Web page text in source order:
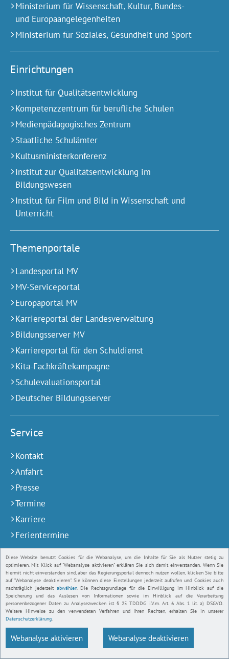
Diese Website benutzt Cookies für die Webanalyse, um die Inhalte für Sie als Nutzer stetig zu
optimieren. Mit Klick auf "Webanalyse aktivieren" erklären Sie sich damit einverstanden. Wenn Sie
hiermit nicht einverstanden sind, aber das Regierungsportal dennoch nutzen wollen, klicken Sie bitte
auf "Webanalyse deaktivieren". Sie können diese Einstellungen jederzeit aufrufen und Cookies auch
nachträglich jederzeit abwählen. Die Rechtsgrundlage für die Einwilligung im Hinblick auf die
Speicherung und das Auslesen von Informationen sowie im Hinblick auf die Verarbeitung
personenbezogener Daten zu Analysezwecken ist § 25 TDDDG i.V.m. Art. 6 Abs. 1 lit. a) DSGVO.
Weitere Hinweise zu den verwendeten Verfahren und Ihren Rechten, erhalten Sie in unserer
Datenschutzerklärung.
Webanalyse aktivieren Webanalyse deaktivieren
Ministerium für Wissenschaft, Kultur, Bundes-
und Europa­angelegen­heiten
Ministerium für Soziales, Gesundheit und Sport
Einrichtungen
Institut für Qualitätsentwicklung
Kompetenzzentrum für berufliche Schulen
Medienpädagogisches Zentrum
Staatliche Schulämter
Kultusministerkonferenz
Institut zur Qualitätsentwicklung im
Bildungswesen
Institut für Film und Bild in Wissenschaft und
Unterricht
Themenportale
Landesportal MV
MV-Serviceportal
Europaportal MV
Karriereportal der Landesverwaltung
Bildungsserver MV
Karriereportal für den Schuldienst
Kita-Fachkräftekampagne
Schulevaluationsportal
Deutscher Bildungsserver
Service
Kontakt
Anfahrt
Presse
Termine
Karriere
Ferientermine
Publikationen
Impressum
Barrierefreiheit
Datenschutz
Datenschutzhinweise